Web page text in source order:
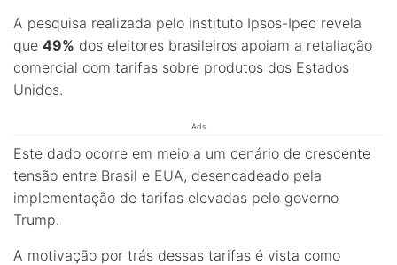
A pesquisa realizada pelo instituto Ipsos-Ipec revela
que 49% dos eleitores brasileiros apoiam a retaliação
comercial com tarifas sobre produtos dos Estados
Unidos.
Ads
Este dado ocorre em meio a um cenário de crescente
tensão entre Brasil e EUA, desencadeado pela
implementação de tarifas elevadas pelo governo
Trump.
A motivação por trás dessas tarifas é vista como